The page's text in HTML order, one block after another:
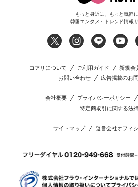
もっと身近に、もっと気軽に
韓国エンタメ・トレンド情報
コアリについて ご利用ガイド 新規会
お問い合わせ
広告掲載のお
会社概要 プライバシーポリシー
特定商取引に関する法
サイトマップ 運営会社オフィ